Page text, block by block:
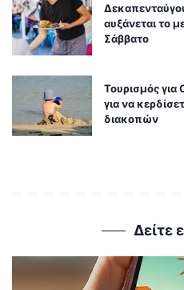
αυξάνεται το
Σάββατο
Τουρισμός για
για να
διακοπών
Δείτε